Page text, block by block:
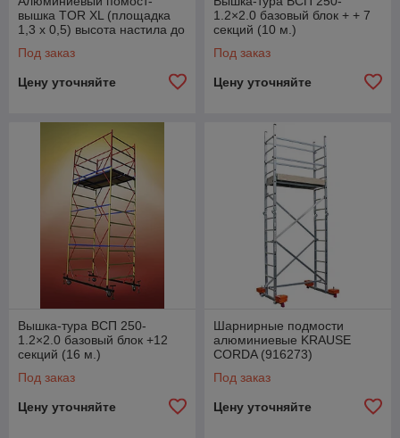
вышка TOR XL (площадка
1,3 х 0,5) высота настила до
Под заказ
Цену уточняйте
1.2×2.0 базовый блок + + 7
секций (10 м.)
Под заказ
Цену уточняйте
Вышка-тура ВСП 250-
1.2×2.0 базовый блок +12
секций (16 м.)
Под заказ
Цену уточняйте
Шарнирные подмости
алюминиевые KRAUSE
CORDA (916273)
Под заказ
Цену уточняйте